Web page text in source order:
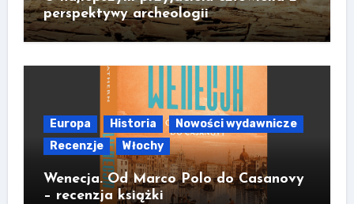
perspektywy archeologii
Europa Historia
Nowości wydawnicze
Recenzje
Włochy
Wenecja. Od Marco Polo do Casanovy
– recenzja książki